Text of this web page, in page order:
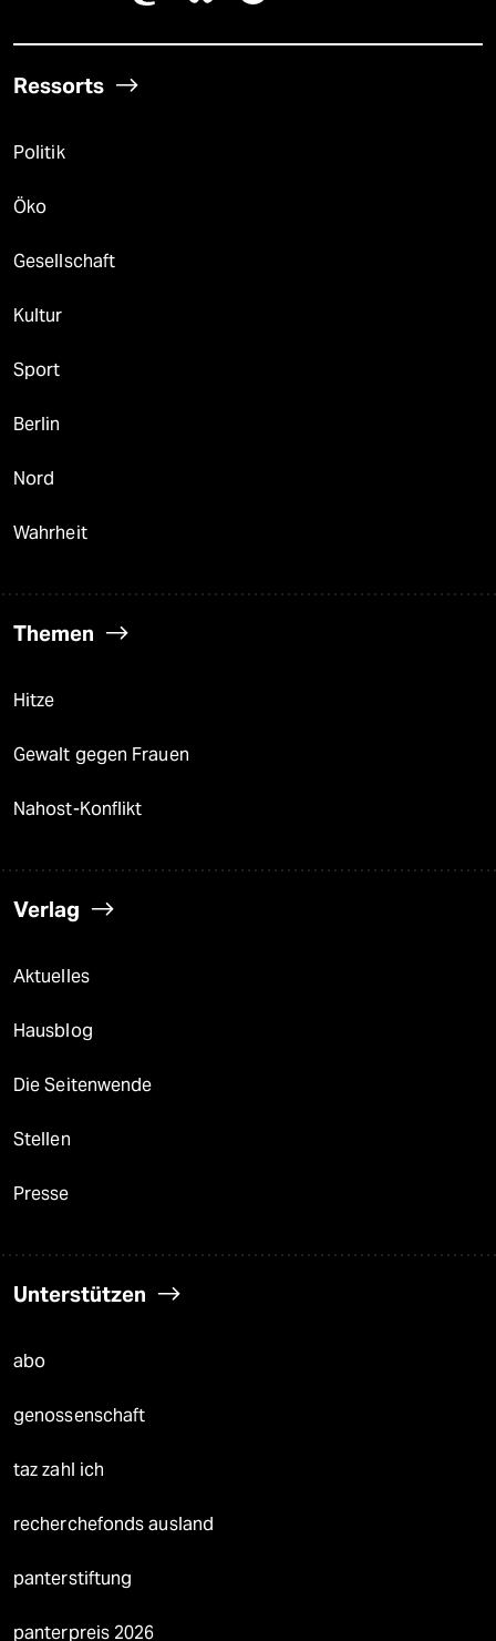
Ressorts
Politik
Öko
Gesellschaft
Kultur
Sport
Berlin
Nord
Wahrheit
Themen
Hitze
Gewalt gegen Frauen
Nahost-Konflikt
Verlag
Aktuelles
Hausblog
Die Seitenwende
Stellen
Presse
Unterstützen
abo
genossenschaft
taz zahl ich
recherchefonds ausland
panterstiftung
panterpreis 2026